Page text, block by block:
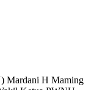
Mardani H Maming